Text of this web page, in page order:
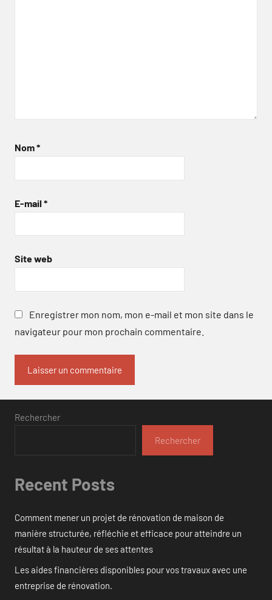
Nom*
E-mail *
Site web
Enregistrer mon nom, mon e-mail et mon site dans le
navigateur pour mon prochain commentaire.
Rechercher
Rechercher
Recent Posts
Comment mener un projet de rénovation de maison de
manière structurée, réfléchie et efficace pour atteindre un
résultat à la hauteur de ses attentes
Les aides financières disponibles pour vos travaux avec une
entreprise de rénovation.